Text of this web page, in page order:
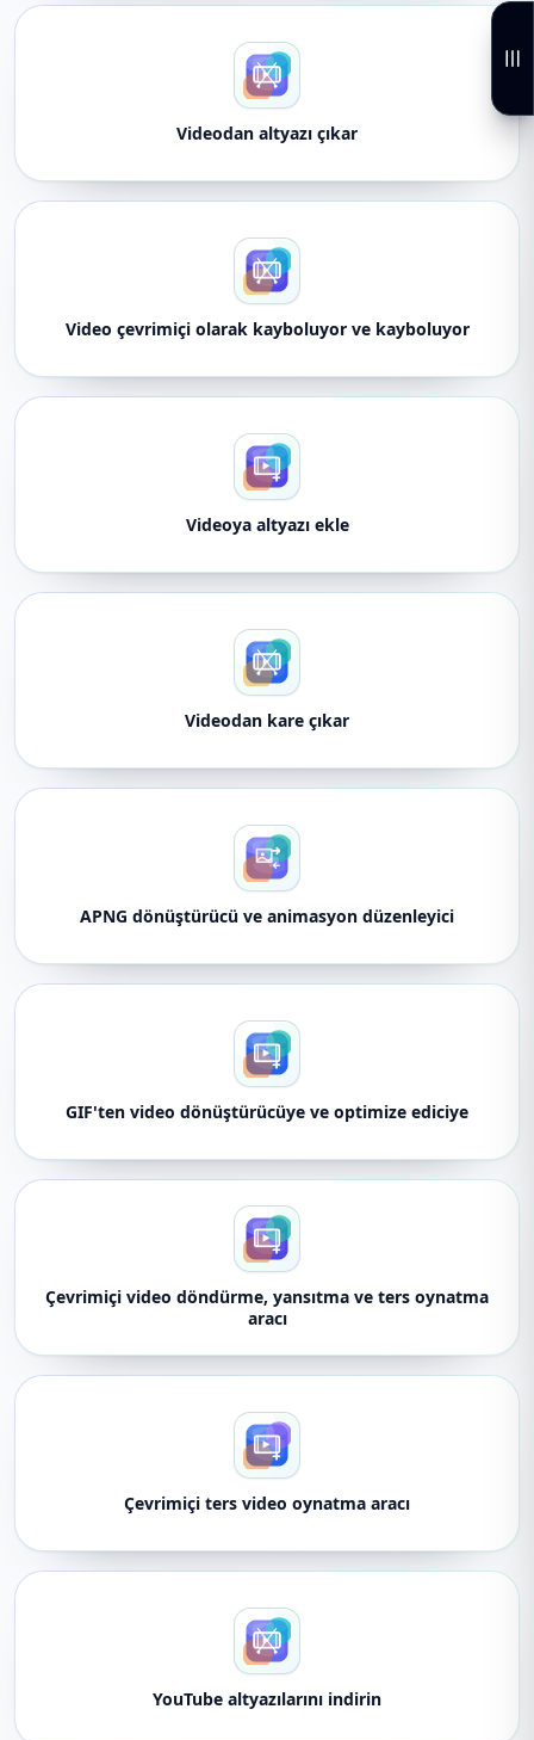
Videodan altyazı çıkar
Video çevrimiçi olarak kayboluyor ve kayboluyor
Videoya altyazı ekle
Videodan kare çıkar
APNG dönüştürücü ve animasyon düzenleyici
GIF'ten video dönüştürücüye ve optimize ediciye
Çevrimiçi video döndürme, yansıtma ve ters oynatma
aracı
Çevrimiçi ters video oynatma aracı
YouTube altyazılarını indirin